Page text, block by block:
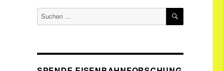
Suche
SUCHEN